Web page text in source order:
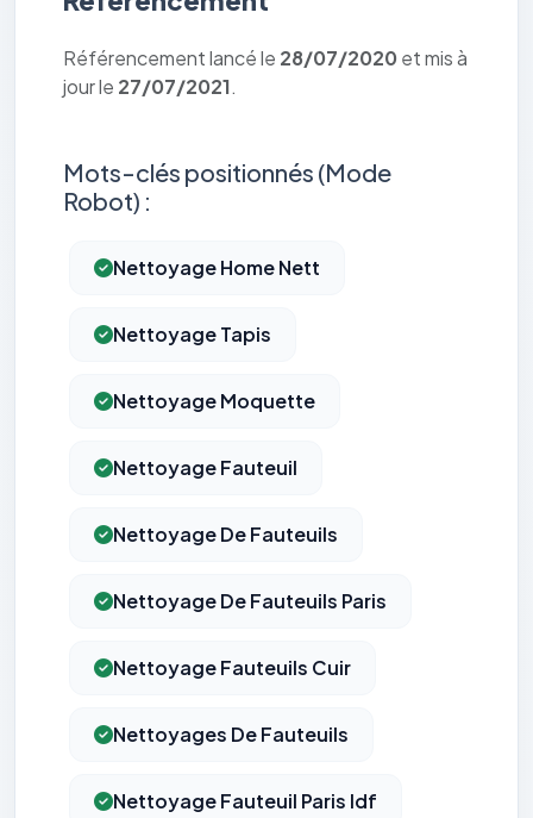
Référencement lancé le 28/07/2020 et mis à
jour le 27/07/2021.
Mots-clés positionnés (Mode
Robot) :
Nettoyage Home Nett
Nettoyage Tapis
Nettoyage Moquette
Nettoyage Fauteuil
Nettoyage De Fauteuils
Nettoyage De Fauteuils Paris
Nettoyage Fauteuils Cuir
Nettoyages De Fauteuils
Nettoyage Fauteuil Paris Idf